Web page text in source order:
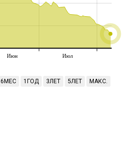
Июн Июл
6МЕС 1ГОД 3ЛЕТ 5ЛЕТ МАКС.